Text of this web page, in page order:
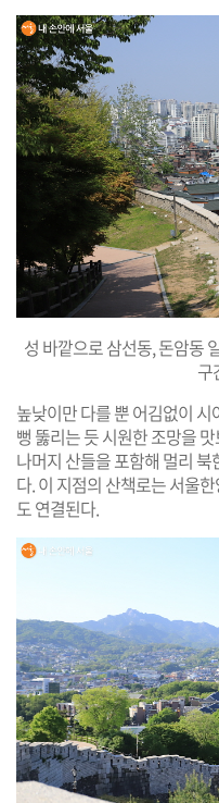
성 바깥으로 삼선동, 돈암동
구
높낮이만 다를 뿐 어김없이
뻥 뚫리는 듯 시원한 조망을
나머지 산들을 포함해 멀리
다. 이 지점의 산책로는 서울
도 연결된다.